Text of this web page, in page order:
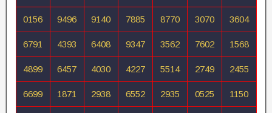
0156 9496 9140 7885 8770 3070 3604
6791 4393 6408 9347 3562 7602 1568
4899 6457 4030 4227 5514 2749 2455
6699 1871 2938 6552 2935 0525 1150